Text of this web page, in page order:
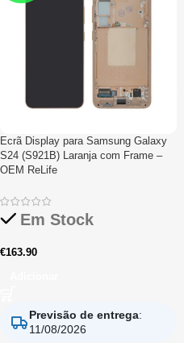
Ecrã Display para Samsung Galaxy
S24 (S921B) Laranja com Frame –
OEM ReLife
Em Stock
€163.90
Previsão de entrega:
11/08/2026